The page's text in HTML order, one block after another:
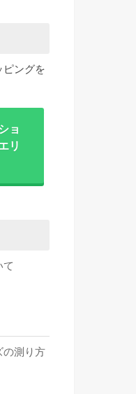
ピングを
ョ
リ
て
の測り方